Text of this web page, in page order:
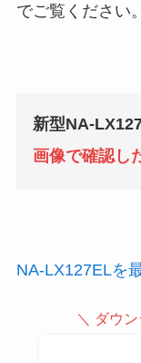
でご覧ください。
新型NA-
画像で確認し
NA-LX127ELを
＼ ダウ